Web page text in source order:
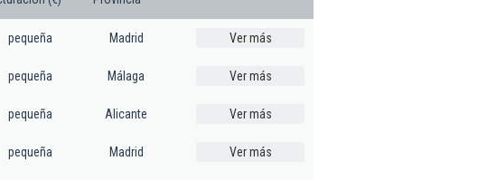
pequeña Madrid Ver más
pequeña Málaga Ver más
pequeña Alicante Ver más
pequeña Madrid Ver más